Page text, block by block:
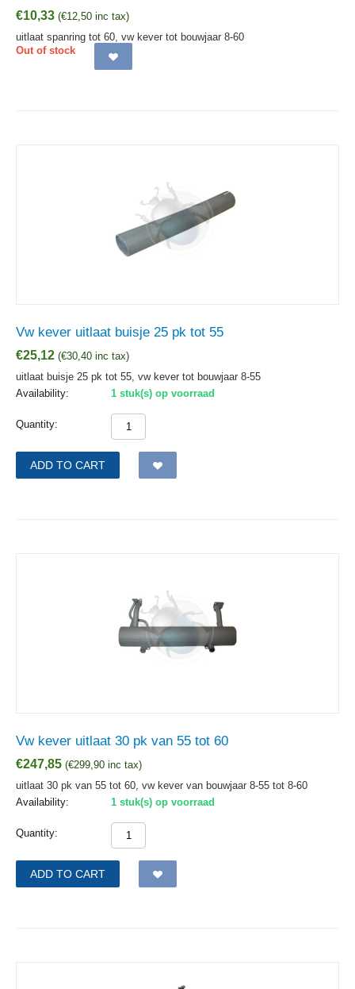
€10,33 (€12,50 inc tax)
uitlaat spanring tot 60, vw kever tot bouwjaar 8-60
Out of stock
Vw kever uitlaat buisje 25 pk tot 55
€25,12 (€30,40 inc tax)
uitlaat buisje 25 pk tot 55, vw kever tot bouwjaar 8-55
Availability:
1 stuk(s) op voorraad
Quantity:
ADD TO CART
Vw kever uitlaat 30 pk van 55 tot 60
€247,85 (€299,90 inc tax)
uitlaat 30 pk van 55 tot 60, vw kever van bouwjaar 8-55 tot 8-60
Availability:
1 stuk(s) op voorraad
Quantity:
ADD TO CART